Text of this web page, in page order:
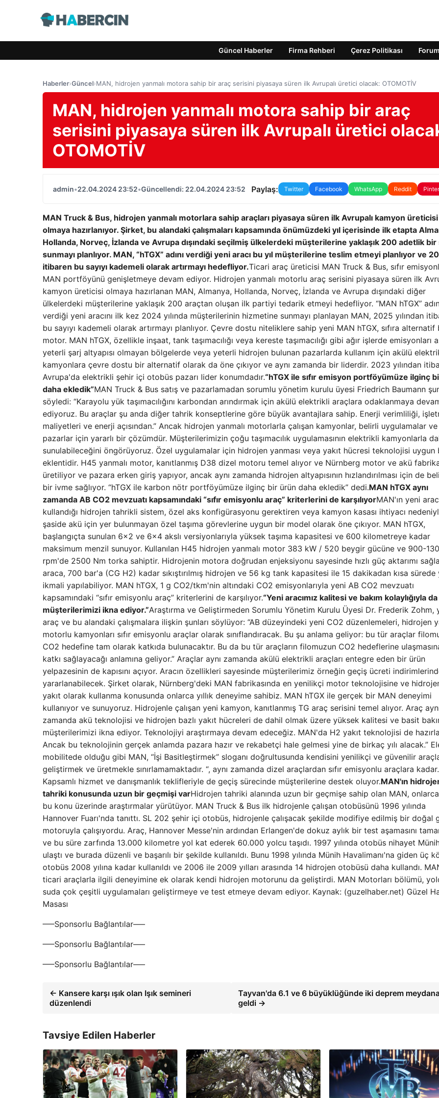
Güncel Haberler Firma Rehberi Çerez Politikası Forum
Haberler›Güncel›MAN, hidrojen yanmalı motora sahip bir araç serisini piyasaya süren ilk Avrupalı ​​üretici olacak: OTOMOTİV
MAN, hidrojen yanmalı motora sahip bir araç
serisini piyasaya süren ilk Avrupalı ​​üretici
OTOMOTİV
admin•22.04.2024 23:52•Güncellendi: 22.04.2024 23:52 Paylaş: Twitter Facebook WhatsApp Reddit
MAN Truck & Bus, hidrojen yanmalı motorlara sahip araçları piyasaya süren ilk Avrupalı ​​kamyon üreticisi
olmaya hazırlanıyor. Şirket, bu alandaki çalışmaları kapsamında önümüzdeki yıl içerisinde ilk etapta
Hollanda, Norveç, İzlanda ve Avrupa dışındaki seçilmiş ülkelerdeki müşterilerine yaklaşık 200 adetlik
sunmayı planlıyor. MAN, “hTGX” adını verdiği yeni aracı bu yıl müşterilerine teslim etmeyi planlıyor ve
itibaren bu sayıyı kademeli olarak artırmayı hedefliyor.Ticari araç üreticisi MAN Truck & Bus, sıfır
MAN portföyünü genişletmeye devam ediyor. Hidrojen yanmalı motorlu araç serisini piyasaya süren ilk
kamyon üreticisi olmaya hazırlanan MAN, Almanya, Hollanda, Norveç, İzlanda ve Avrupa dışındaki diğer
ülkelerdeki müşterilerine yaklaşık 200 araçtan oluşan ilk partiyi tedarik etmeyi hedefliyor. “MAN hTGX”
verdiği yeni aracını ilk kez 2024 yılında müşterilerinin hizmetine sunmayı planlayan MAN, 2025 yılından
bu sayıyı kademeli olarak artırmayı planlıyor. Çevre dostu niteliklere sahip yeni MAN hTGX, sıfıra alternatif
motor. MAN hTGX, özellikle inşaat, tank taşımacılığı veya kereste taşımacılığı gibi ağır işlerde emisyonları
yeterli şarj altyapısı olmayan bölgelerde veya yeterli hidrojen bulunan pazarlarda kullanım için akülü
kamyonlara çevre dostu bir alternatif olarak da öne çıkıyor ve aynı zamanda bir liderdir. 2023 yılından
Avrupa'da elektrikli şehir içi otobüs pazarı lider konumdadır.“hTGX ile sıfır emisyon portföyümüze ilginç
daha ekledik”MAN Truck & Bus satış ve pazarlamadan sorumlu yönetim kurulu üyesi Friedrich Baumann
söyledi: “Karayolu yük taşımacılığını karbondan arındırmak için akülü elektrikli araçlara odaklanmaya
ediyoruz. Bu araçlar şu anda diğer tahrik konseptlerine göre büyük avantajlara sahip. Enerji verimliliği,
maliyetleri ve enerji açısından.” Ancak hidrojen yanmalı motorlarla çalışan kamyonlar, belirli uygulamalar ve
pazarlar için yararlı bir çözümdür. Müşterilerimizin çoğu taşımacılık uygulamasının elektrikli kamyonlarla
sunulabileceğini öngörüyoruz. Özel uygulamalar için hidrojen yanması veya yakıt hücresi teknolojisi uygun
eklentidir. H45 yanmalı motor, kanıtlanmış D38 dizel motoru temel alıyor ve Nürnberg motor ve akü
üretiliyor ve pazara erken giriş yapıyor, ancak aynı zamanda hidrojen altyapısının hızlandırılması için de
bir ivme sağlıyor. “hTGX ile karbon nötr portföyümüze ilginç bir ürün daha ekledik” dedi.MAN hTGX aynı
zamanda AB CO2 mevzuatı kapsamındaki “sıfır emisyonlu araç” kriterlerini de karşılıyorMAN'ın yeni
kullandığı hidrojen tahrikli sistem, özel aks konfigürasyonu gerektiren veya kamyon kasası ihtiyacı
şaside akü için yer bulunmayan özel taşıma görevlerine uygun bir model olarak öne çıkıyor. MAN hTGX,
başlangıçta sunulan 6×2 ve 6×4 akslı versiyonlarıyla yüksek taşıma kapasitesi ve 600 kilometreye kadar
maksimum menzil sunuyor. Kullanılan H45 hidrojen yanmalı motor 383 kW / 520 beygir gücüne ve 900-
rpm'de 2500 Nm torka sahiptir. Hidrojenin motora doğrudan enjeksiyonu sayesinde hızlı güç aktarımı
araca, 700 bar'a (CG H2) kadar sıkıştırılmış hidrojen ve 56 kg tank kapasitesi ile 15 dakikadan kısa sürede
ikmali yapılabiliyor. MAN hTGX, 1 g CO2/tkm'nin altındaki CO2 emisyonlarıyla yeni AB CO2 mevzuatı
kapsamındaki “sıfır emisyonlu araç” kriterlerini de karşılıyor.“Yeni aracımız kalitesi ve bakım kolaylığıyla da
müşterilerimizi ikna ediyor.”Araştırma ve Geliştirmeden Sorumlu Yönetim Kurulu Üyesi Dr. Frederik Zohm,
araç ve bu alandaki çalışmalara ilişkin şunları söylüyor: “AB düzeyindeki yeni CO2 düzenlemeleri, hidrojen
motorlu kamyonları sıfır emisyonlu araçlar olarak sınıflandıracak. Bu şu anlama geliyor: bu tür araçlar
CO2 hedefine tam olarak katkıda bulunacaktır. Bu da bu tür araçların filomuzun CO2 hedeflerine
katkı sağlayacağı anlamına geliyor.” Araçlar aynı zamanda akülü elektrikli araçları entegre eden bir ürün
yelpazesinin de kapısını açıyor. Aracın özellikleri sayesinde müşterilerimiz örneğin geçiş ücreti
yararlanabilecek. Şirket olarak, Nürnberg'deki MAN fabrikasında en yenilikçi motor teknolojisine ve
yakıt olarak kullanma konusunda onlarca yıllık deneyime sahibiz. MAN hTGX ile gerçek bir MAN deneyimi
kullanıyor ve sunuyoruz. Hidrojenle çalışan yeni kamyon, kanıtlanmış TG araç serisini temel alıyor. Araç
zamanda akü teknolojisi ve hidrojen bazlı yakıt hücreleri de dahil olmak üzere yüksek kalitesi ve basit
müşterilerimizi ikna ediyor. Teknolojiyi araştırmaya devam edeceğiz. MAN'da H2 yakıt teknolojisi de
Ancak bu teknolojinin gerçek anlamda pazara hazır ve rekabetçi hale gelmesi yine de birkaç yılı alacak.”
mobilitede olduğu gibi MAN, “İşi Basitleştirmek” sloganı doğrultusunda kendisini yenilikçi ve güvenilir
geliştirmek ve üretmekle sınırlamamaktadır. “, aynı zamanda dizel araçlardan sıfır emisyonlu araçlara kadar.
Kapsamlı hizmet ve danışmanlık teklifleriyle de geçiş sürecinde müşterilerine destek oluyor.MAN'ın
tahriki konusunda uzun bir geçmişi varHidrojen tahriki alanında uzun bir geçmişe sahip olan MAN, onlarca
bu konu üzerinde araştırmalar yürütüyor. MAN Truck & Bus ilk hidrojenle çalışan otobüsünü 1996 yılında
Hannover Fuarı'nda tanıttı. SL 202 şehir içi otobüs, hidrojenle çalışacak şekilde modifiye edilmiş bir doğal
motoruyla çalışıyordu. Araç, Hannover Messe'nin ardından Erlangen'de dokuz aylık bir test aşamasını
ve bu süre zarfında 13.000 kilometre yol kat ederek 60.000 yolcu taşıdı. 1997 yılında otobüs nihayet
ulaştı ve burada düzenli ve başarılı bir şekilde kullanıldı. Bunu 1998 yılında Münih Havalimanı'na giden üç
otobüs 2008 yılına kadar kullanıldı ve 2006 ile 2009 yılları arasında 14 hidrojen otobüsü daha kullandı.
ticari araçlarla ilgili deneyimine ek olarak kendi hidrojen motorunu da geliştirdi. MAN Motorları bölümü,
suda çok çeşitli uygulamaları geliştirmeye ve test etmeye devam ediyor. Kaynak: (guzelhaber.net) Güzel
Masası
—–Sponsorlu Bağlantılar—–
—–Sponsorlu Bağlantılar—–
—–Sponsorlu Bağlantılar—–
← Kansere karşı ışık olan Işık semineri
düzenlendi
Tayvan'da 6.1 ve 6 büyüklüğünde iki deprem
geldi →
Tavsiye Edilen Haberler